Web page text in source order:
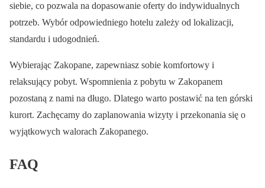
siebie, co pozwala na dopasowanie oferty do indywidualnych
potrzeb. Wybór odpowiedniego hotelu zależy od lokalizacji,
standardu i udogodnień.
Wybierając Zakopane, zapewniasz sobie komfortowy i
relaksujący pobyt. Wspomnienia z pobytu w Zakopanem
pozostaną z nami na długo. Dlatego warto postawić na ten górski
kurort. Zachęcamy do zaplanowania wizyty i przekonania się o
wyjątkowych walorach Zakopanego.
FAQ